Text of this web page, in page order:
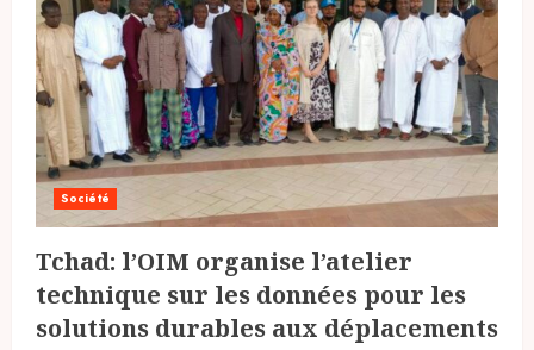
Société
Tchad: l’OIM organise l’atelier
technique sur les données pour les
solutions durables aux déplacements